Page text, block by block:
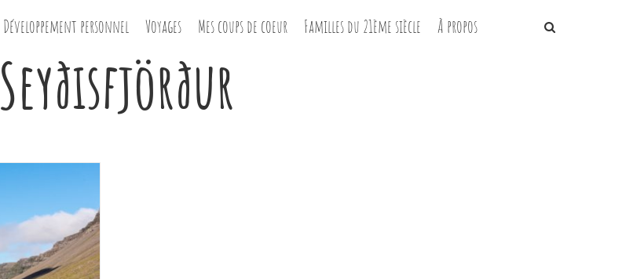
Développement personnel Voyages Mes coups de coeur Familles du 21ème siècle À propos
Seyðisfjörður